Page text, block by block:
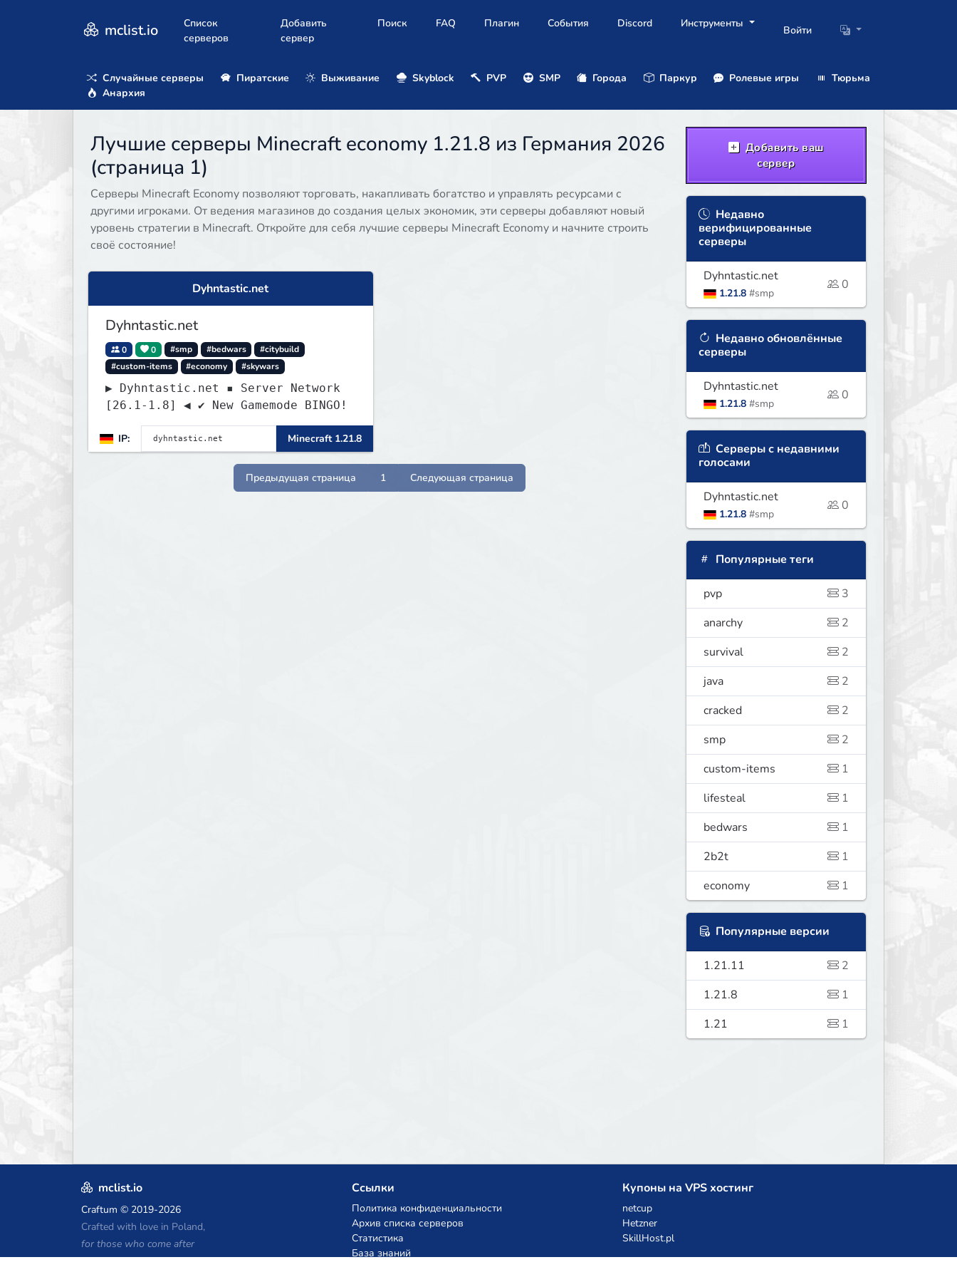
mclist.io
Список
серверов
Добавить
сервер
Поиск FAQ Плагин События Discord Инструменты
Войти
Случайные серверы Пиратские Выживание Skyblock PVP SMP Города Паркур Ролевые игры
Тюрьма
Анархия
Лучшие серверы Minecraft economy 1.21.8 из Германия 2026
(страница 1)
Серверы Minecraft Economy позволяют торговать, накапливать богатство и управлять ресурсами с
другими игроками. От ведения магазинов до создания целых экономик, эти серверы добавляют новый
уровень стратегии в Minecraft. Откройте для себя лучшие серверы Minecraft Economy и начните строить
своё состояние!
Dyhntastic.net
Dyhntastic.net
0 0 #smp #bedwars
#citybuild
#custom-items
#economy #skywars
▶ Dyhntastic.net ▪ Server Network
[26.1-1.8] ◀ ✔ New Gamemode BINGO!
IP: Minecraft 1.21.8
Предыдущая страница 1 Следующая страница
Добавить ваш
сервер
Недавно
верифицированные
серверы
Dyhntastic.net
1.21.8 #smp
0
Недавно обновлённые
серверы
Dyhntastic.net
1.21.8 #smp
0
Серверы с недавними
голосами
Dyhntastic.net
1.21.8 #smp
0
Популярные теги
pvp
3
anarchy
2
survival
2
java
2
cracked
2
smp
2
custom-items
1
lifesteal
1
bedwars
1
2b2t
1
economy
1
Популярные версии
1.21.11
2
1.21.8
1
1.21
1
mclist.io
Craftum © 2019-2026
Crafted with love in Poland,
for those who come after
Ссылки
Политика конфиденциальности
Архив списка серверов
Статистика
База знаний
Купоны на VPS хостинг
netcup
Hetzner
SkillHost.pl